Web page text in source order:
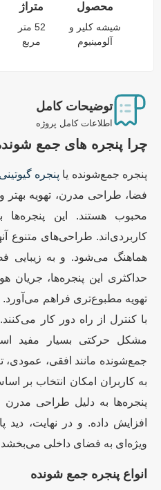
محصول
شیشه کلیر و
آلومینیوم
متراژ
52 متر
مربع
توضیحات کامل
اطلاعات کامل پروژه
چرا پنجره های جمع
پنجره‌ جمع‌شونده یا پنجره گیوتینی
فضا، طراحی مدرن، تهویه بهتر
محبوب هستند. این
کاربردی‌اند. طراحی‌های متنوع
هماهنگ می‌شود. و به زیبایی
حداکثری این پنجره‌ها، جریان
تهویه مطبوع‌تری فراهم می‌آورد.
با کنترل از راه دور کار
مشکل حرکتی بسیار مفید
جمع‌شونده مانند افقی،
به کاربران امکان انتخاب بر
پنجره‌ها به دلیل طراحی مدرن
افزایش داده. و در نهایت، دید
ویژه‌ای به فضای داخلی
انواع پنجره جمع شونده